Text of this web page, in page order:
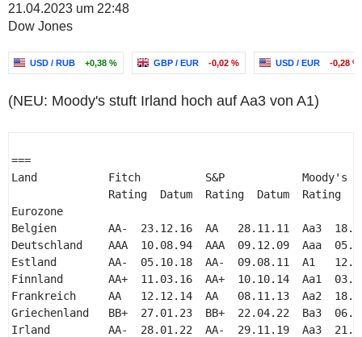
21.04.2023 um 22:48
Dow Jones
USD / RUB +0,38 % GBP / EUR -0,02 % USD / EUR -0,28 %
(NEU: Moody's stuft Irland hoch auf Aa3 von A1)
===
Land           Fitch          S&P            Moody's
Rating  Datum  Rating  Datum  Rating
Eurozone
Belgien        AA-  23.12.16  AA   28.11.11  Aa3
Deutschland    AAA  10.08.94  AAA  09.12.09  Aaa
Estland        AA-  05.10.18  AA-  09.08.11  A1
Finnland       AA+  11.03.16  AA+  10.10.14  Aa1
Frankreich     AA   12.12.14  AA   08.11.13  Aa2
Griechenland   BB+  27.01.23  BB+  22.04.22  Ba3
Irland         AA-  28.01.22  AA-  29.11.19  Aa3